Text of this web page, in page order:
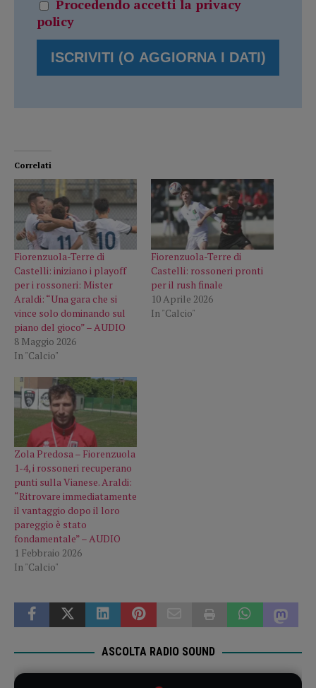
Procedendo accetti la privacy
policy
Correlati
Fiorenzuola-Terre di
Castelli: iniziano i playoff
per i rossoneri: Mister
Araldi: “Una gara che si
vince solo dominando sul
piano del gioco” – AUDIO
8 Maggio 2026
In "Calcio"
Fiorenzuola-Terre di
Castelli: rossoneri pronti
per il rush finale
10 Aprile 2026
In "Calcio"
Zola Predosa – Fiorenzuola
1-4, i rossoneri recuperano
punti sulla Vianese. Araldi:
“Ritrovare immediatamente
il vantaggio dopo il loro
pareggio è stato
fondamentale” – AUDIO
1 Febbraio 2026
In "Calcio"
ASCOLTA RADIO SOUND